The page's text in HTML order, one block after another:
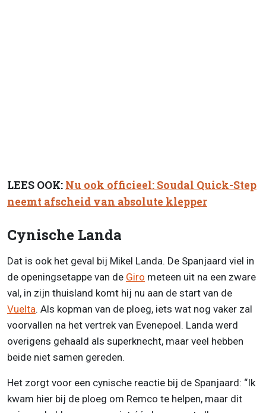
LEES OOK: Nu ook officieel: Soudal Quick-Step
neemt afscheid van absolute klepper
Cynische Landa
Dat is ook het geval bij Mikel Landa. De Spanjaard viel in
de openingsetappe van de Giro meteen uit na een zware
val, in zijn thuisland komt hij nu aan de start van de
Vuelta. Als kopman van de ploeg, iets wat nog vaker zal
voorvallen na het vertrek van Evenepoel. Landa werd
overigens gehaald als superknecht, maar veel hebben
beide niet samen gereden.
Het zorgt voor een cynische reactie bij de Spanjaard: “Ik
kwam hier bij de ploeg om Remco te helpen, maar dit